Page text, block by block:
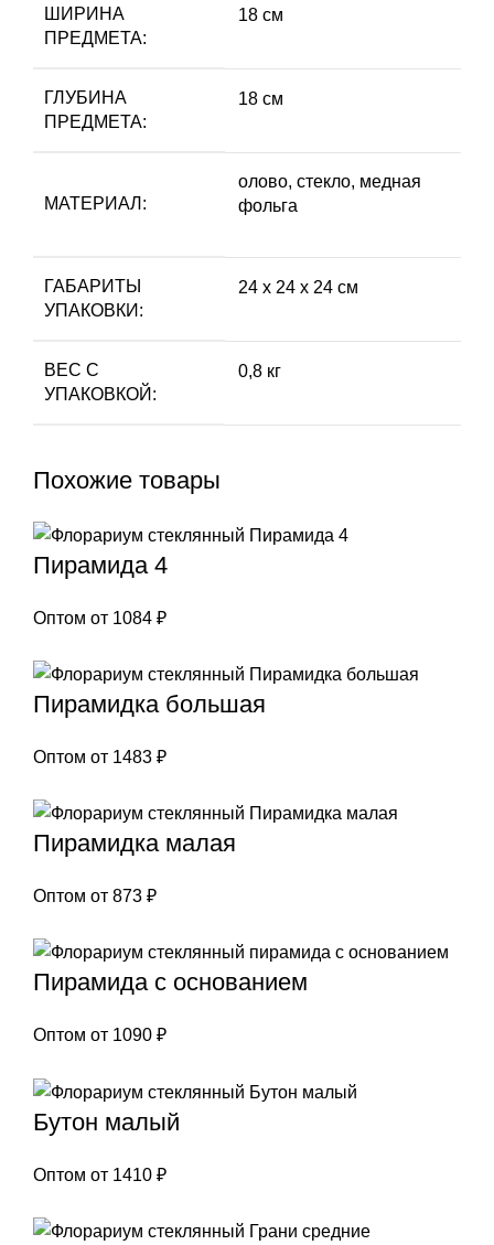
ШИРИНА
ПРЕДМЕТА:
18 см
ГЛУБИНА
ПРЕДМЕТА:
18 см
МАТЕРИАЛ:
олово, стекло, медная
фольга
ГАБАРИТЫ
УПАКОВКИ:
24 х 24 х 24 см
ВЕС С
УПАКОВКОЙ:
0,8 кг
Похожие товары
Пирамида 4
Оптом от 1084 ₽
Пирамидка большая
Оптом от 1483 ₽
Пирамидка малая
Оптом от 873 ₽
Пирамида с основанием
Оптом от 1090 ₽
Бутон малый
Оптом от 1410 ₽